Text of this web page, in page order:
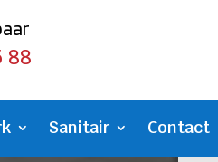
88
Sanitair Contact